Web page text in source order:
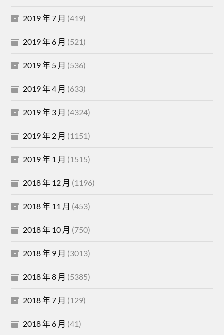
2019 年 7 月 (419)
2019 年 6 月 (521)
2019 年 5 月 (536)
2019 年 4 月 (633)
2019 年 3 月 (4324)
2019 年 2 月 (1151)
2019 年 1 月 (1515)
2018 年 12 月 (1196)
2018 年 11 月 (453)
2018 年 10 月 (750)
2018 年 9 月 (3013)
2018 年 8 月 (5385)
2018 年 7 月 (129)
2018 年 6 月 (41)